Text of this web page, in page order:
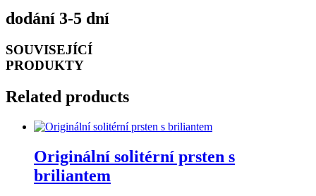
dodání 3-5 dní
SOUVISEJÍCÍ
PRODUKTY
Related products
Originální solitérní prsten s
briliantem